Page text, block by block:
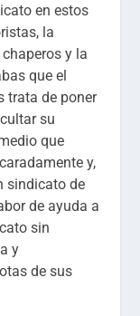
en estos
la
y la
que el
trata de poner
su
que
y,
sindicato de
de ayuda a
sin
y
de sus